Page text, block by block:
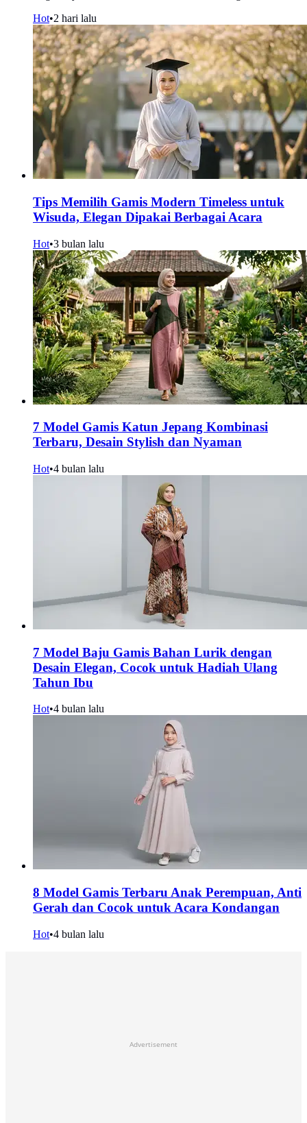
Hot•2 hari lalu
Tips Memilih Gamis Modern Timeless untuk
Wisuda, Elegan Dipakai Berbagai Acara
Hot•3 bulan lalu
7 Model Gamis Katun Jepang Kombinasi
Terbaru, Desain Stylish dan Nyaman
Hot•4 bulan lalu
7 Model Baju Gamis Bahan Lurik dengan
Desain Elegan, Cocok untuk Hadiah Ulang
Tahun Ibu
Hot•4 bulan lalu
8 Model Gamis Terbaru Anak Perempuan, Anti
Gerah dan Cocok untuk Acara Kondangan
Hot•4 bulan lalu
Advertisement